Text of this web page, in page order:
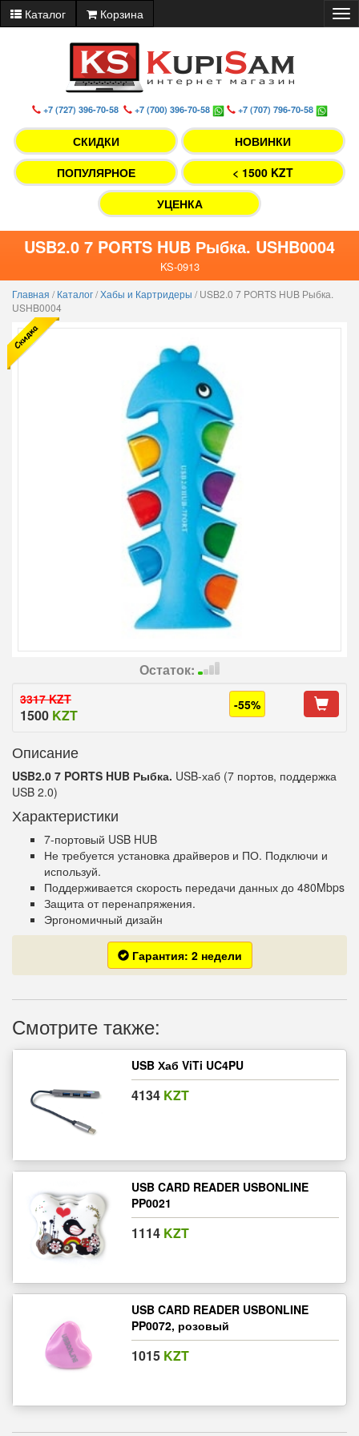
Каталог Корзина
+7 (727) 396-70-58 +7 (700) 396-70-58 +7 (707) 796-70-58
СКИДКИ
НОВИНКИ
ПОПУЛЯРНОЕ
< 1500 KZT
УЦЕНКА
USB2.0 7 PORTS HUB Рыбка. USHB0004
KS-0913
Главная /Каталог/Хабы и Картридеры /USB2.0 7 PORTS HUB Рыбка.
USHB0004
Остаток:
3317 KZT
1500 KZT
-55%
Описание
USB2.0 7 PORTS HUB Рыбка. USB-хаб (7 портов, поддержка
USB 2.0)
Характеристики
7-портовый USB HUB
Не требуется установка драйверов и ПО. Подключи и
используй.
Поддерживается скорость передачи данных до 480Mbps
Защита от перенапряжения.
Эргономичный дизайн
Гарантия: 2 недели
Смотрите также:
USB Хаб ViTi UC4PU
4134 KZT
USB CARD READER USBONLINE
PP0021
1114 KZT
USB CARD READER USBONLINE
PP0072, розовый
1015 KZT